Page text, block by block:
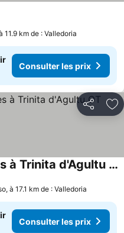
11.9 km de : Valledoria
Consulter les prix
Partager
Logement de 4 chambres à Trinita d'Agultu OT
à 17.1 km de : Valledoria
Consulter les prix